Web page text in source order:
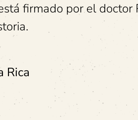
firmado por el
Rica